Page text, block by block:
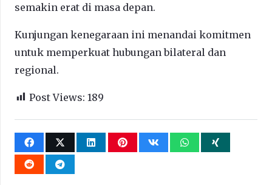
semakin erat di masa depan.
Kunjungan kenegaraan ini menandai komitmen
untuk memperkuat hubungan bilateral dan
regional.
Post Views: 189